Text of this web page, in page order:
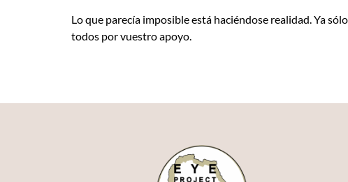
Lo que parecía imposible está haciéndose realidad. Ya
todos por vuestro apoyo.